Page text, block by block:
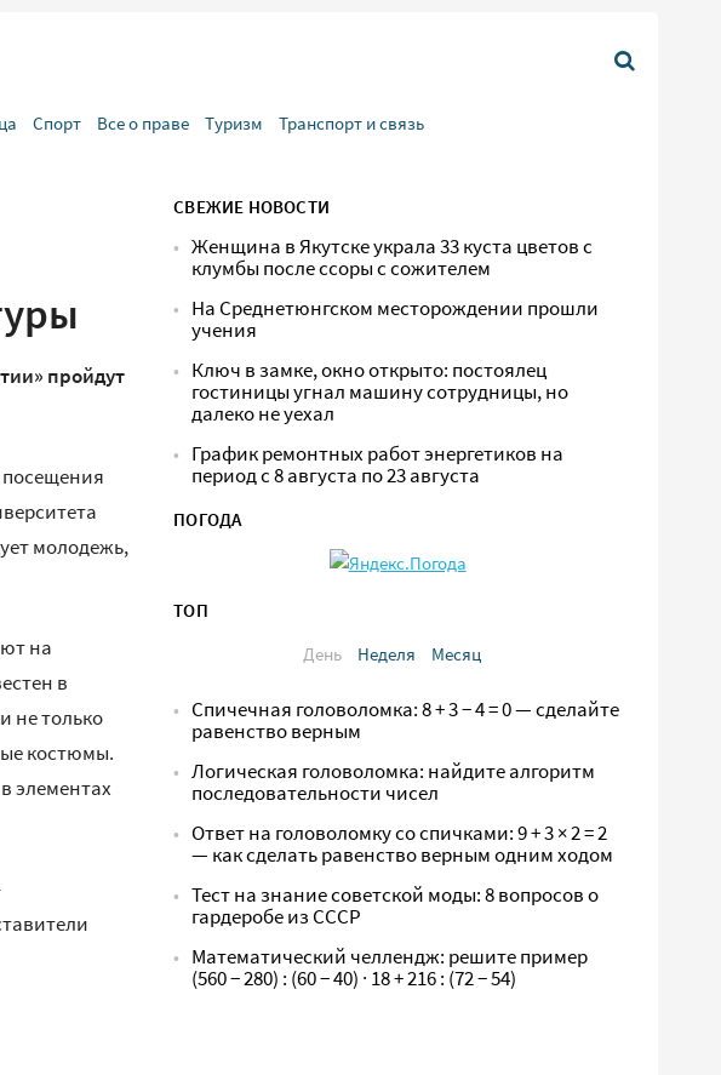
Спорт Все о праве Туризм Транспорт и связь
пройдут
посещения
молодежь,
на
в
не только
костюмы.
элементах
СВЕЖИЕ НОВОСТИ
Женщина в Якутске украла 33 куста цветов с
клумбы после ссоры с сожителем
На Среднетюнгском месторождении прошли
учения
Ключ в замке, окно открыто: постоялец
гостиницы угнал машину сотрудницы, но
далеко не уехал
График ремонтных работ энергетиков на
период с 8 августа по 23 августа
ПОГОДА
ТОП
День
Неделя Месяц
Спичечная головоломка: 8 + 3 − 4 = 0 — сделайте
равенство верным
Логическая головоломка: найдите алгоритм
последовательности чисел
Ответ на головоломку со спичками: 9 + 3 × 2 = 2
— как сделать равенство верным одним ходом
Тест на знание советской моды: 8 вопросов о
гардеробе из СССР
Математический челлендж: решите пример
(560 − 280) : (60 − 40) · 18 + 216 : (72 − 54)